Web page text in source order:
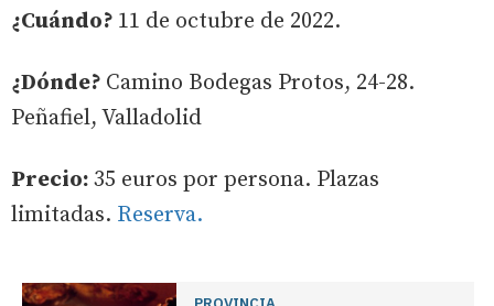
¿Cuándo? 11 de octubre de 2022.
¿Dónde? Camino Bodegas Protos, 24-28.
Peñafiel, Valladolid
Precio: 35 euros por persona. Plazas
limitadas. Reserva.